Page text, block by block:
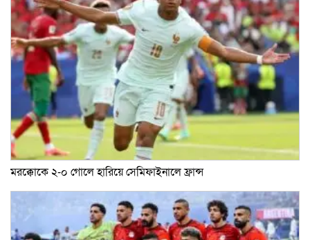
মরক্কোকে ২-০ গোলে হারিয়ে সেমিফাইনালে ফ্রান্স